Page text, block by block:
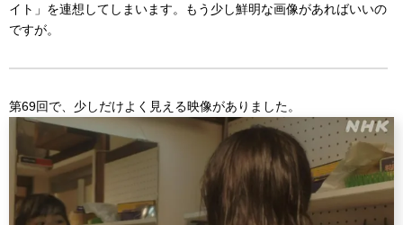
イト」を連想してしまいます。もう少し鮮明な画像があればいいの
ですが。
第69回で、少しだけよく見える映像がありました。